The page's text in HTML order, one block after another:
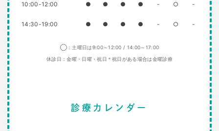
10:00-12:00 ● ● ● ● - ○ -
14:30-19:00 ● ● ● ● - ○ -
◯：土曜日は9:00～12:00 / 14:00～17:00
休診日：金曜・日曜・祝日＊祝日がある場合は金曜診療
診療カレンダー